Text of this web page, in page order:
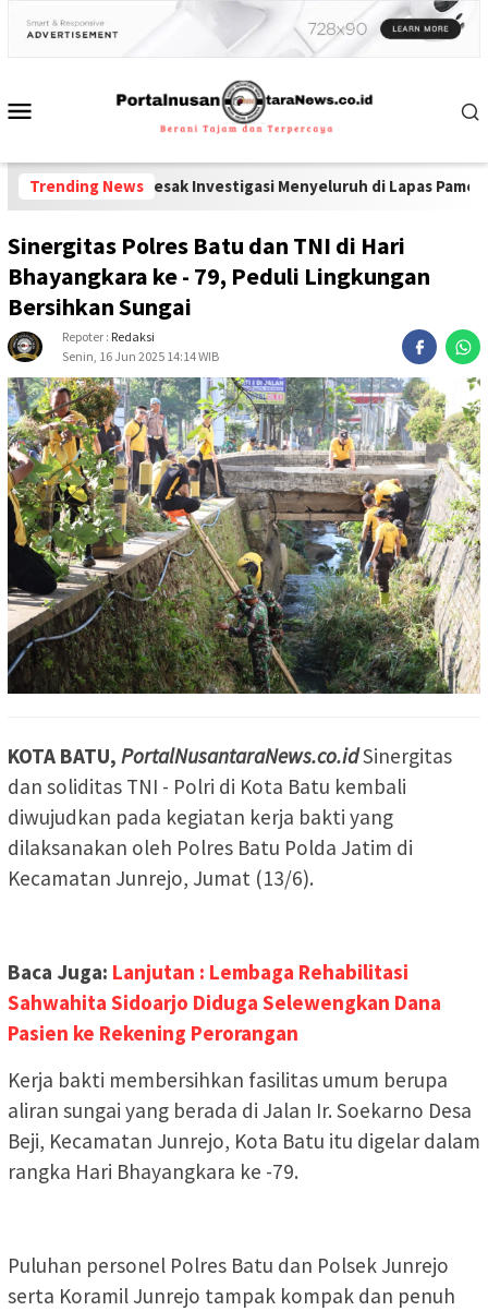
Trending News
Desak Investigasi Menyeluruh di Lapas Pamekasan-Diduga
Sinergitas Polres Batu dan TNI di Hari
Bhayangkara ke - 79, Peduli Lingkungan
Bersihkan Sungai
Repoter : Redaksi
Senin, 16 Jun 2025 14:14 WIB
KOTA BATU, PortalNusantaraNews.co.idSinergitas
dan soliditas TNI - Polri di Kota Batu kembali
diwujudkan pada kegiatan kerja bakti yang
dilaksanakan oleh Polres Batu Polda Jatim di
Kecamatan Junrejo, Jumat (13/6).
Baca Juga: Lanjutan : Lembaga Rehabilitasi
Sahwahita Sidoarjo Diduga Selewengkan Dana
Pasien ke Rekening Perorangan
Kerja bakti membersihkan fasilitas umum berupa
aliran sungai yang berada di Jalan Ir. Soekarno Desa
Beji, Kecamatan Junrejo, Kota Batu itu digelar dalam
rangka Hari Bhayangkara ke -79.
Puluhan personel Polres Batu dan Polsek Junrejo
serta Koramil Junrejo tampak kompak dan penuh